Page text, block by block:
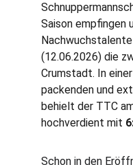
Saison empfingen
(12.06.2026) die
Crumstadt. In
packenden und
behielt der TTC
hochverdient mit
Schon in den